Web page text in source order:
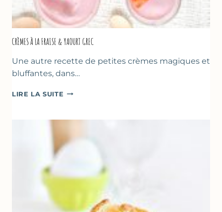
CRÈMES À LA FRAISE & YAOURT GREC
Une autre recette de petites crèmes magiques et
bluffantes, dans…
LIRE LA SUITE CRÈMES
FRAISE
YAOURT
GREC